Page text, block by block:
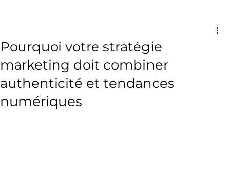
Pourquoi votre stratégie
marketing doit combiner
authenticité et tendances
numériques